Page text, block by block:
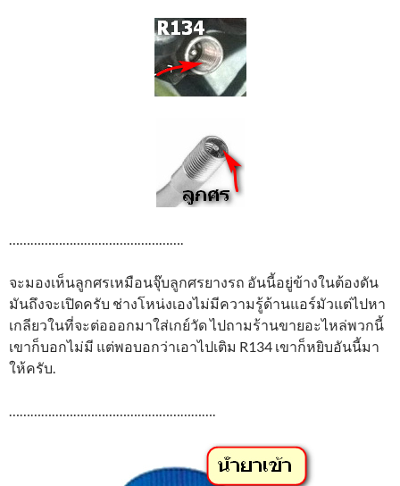
จะมองเห็นลูกศรเหมือนจุ๊บลูกศรยางรถ อันนี้อยู่ข้างในต้องดัน
มันถึงจะเปิดครับ ช่างโหน่งเองไม่มีความรู้ด้านแอร์มัวแต่ไปหา
เกลียวในที่จะต่อออกมาใส่เกย์วัด ไปถามร้านขายอะไหล่พวกนี้
เขาก็บอกไม่มี แต่พอบอกว่าเอาไปเติม R134 เขาก็หยิบอันนี้มา
ให้ครับ.